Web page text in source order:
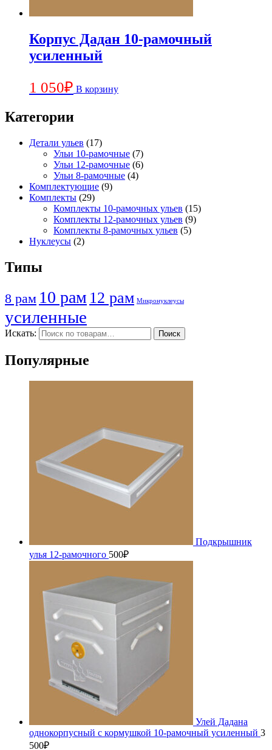
Корпус Дадан 10-рамочный
усиленный
1 050₽ В корзину
Категории
Детали ульев (17)
Ульи 10-рамочные (7)
Ульи 12-рамочные (6)
Ульи 8-рамочные (4)
Комплектующие (9)
Комплекты (29)
Комплекты 10-рамочных ульев (15)
Комплекты 12-рамочных ульев (9)
Комплекты 8-рамочных ульев (5)
Нуклеусы (2)
Типы
8 рам 10 рам 12 рам Микронуклеусы
усиленные
Искать: Поиск
Популярные
Подкрышник
улья 12-рамочного 500₽
Улей Дадана
однокорпусный с кормушкой 10-рамочный усиленный 3
500₽